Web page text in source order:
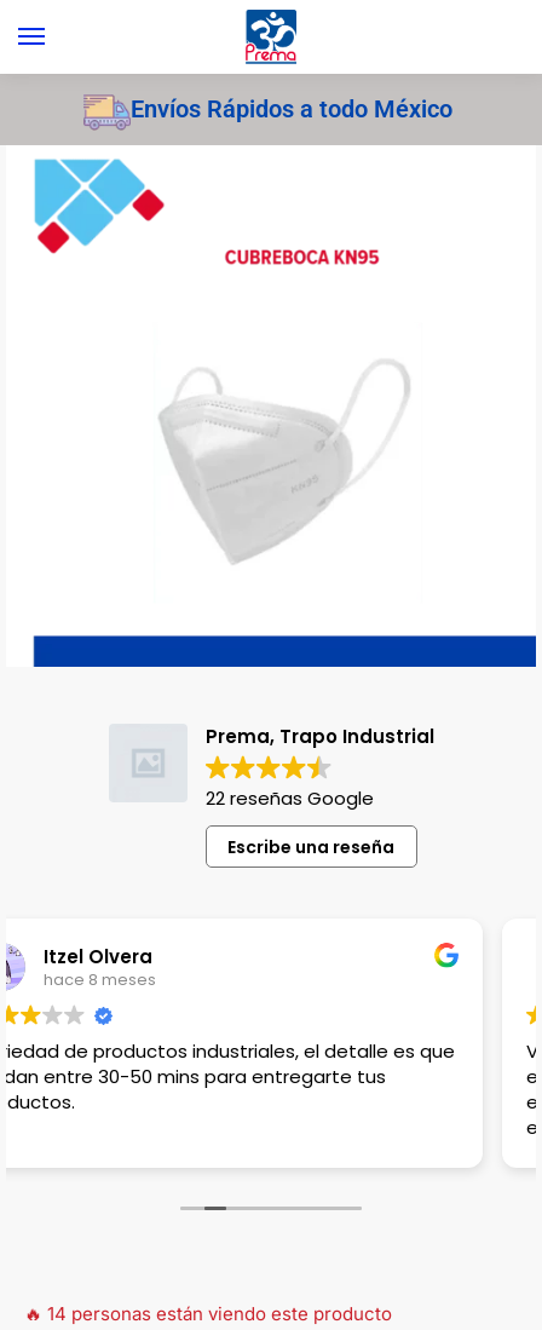
Envíos Rápidos a todo México
Prema, Trapo Industrial
22 reseñas Google
Escribe una reseña
Lili Lopez
hace 1 año
Venden productos que no en cualquier lado
encuentras, el único detalle es que no hay lugar para
estacionar, en la calle casi no hay porque hay
🔥 14 personas están viendo este producto